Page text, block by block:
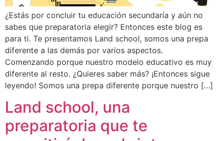
¿Estás por concluir tu educación secundaría y aún no
sabes que preparatoria elegir? Entonces este blog es
para ti. Te presentamos Land school, somos una prepa
diferente a las demás por varios aspectos.
Comenzando porque nuestro modelo educativo es muy
diferente al resto. ¿Quieres saber más? ¡Entonces sigue
leyendo! Somos una prepa diferente porque nuestro […]
Land school, una
preparatoria que te